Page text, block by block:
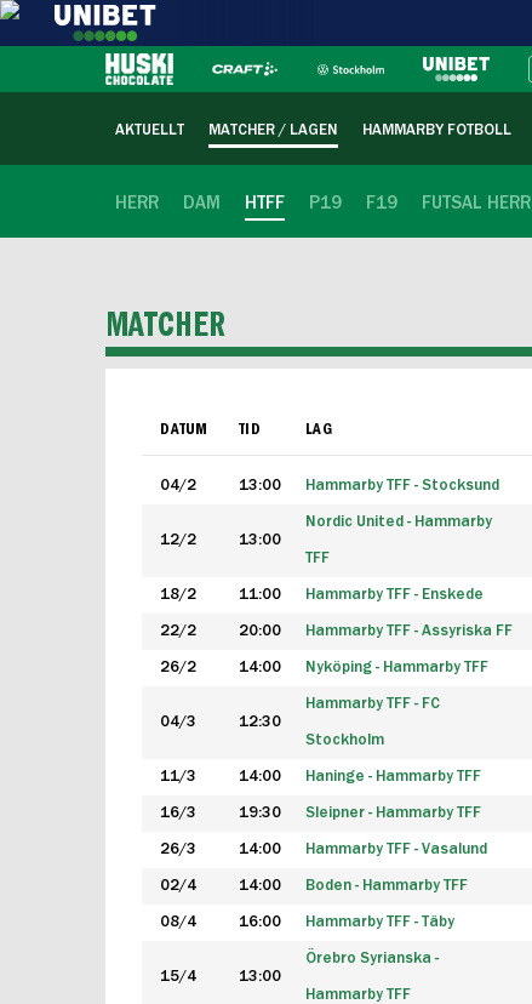
AKTUELLT MATCHER / LAGEN HAMMARBY FOTBOLL
HERR DAM HTFF P19 F19 FUTSAL HERR
MATCHER
DATUM TID LAG
04/2 13:00 Hammarby TFF - Stocksund
12/2 13:00
Nordic United - Hammarby
TFF
18/2 11:00 Hammarby TFF - Enskede
22/2 20:00 Hammarby TFF - Assyriska FF
26/2 14:00 Nyköping - Hammarby TFF
04/3 12:30
Hammarby TFF - FC
Stockholm
11/3 14:00 Haninge - Hammarby TFF
16/3 19:30 Sleipner - Hammarby TFF
26/3 14:00 Hammarby TFF - Vasalund
02/4 14:00 Boden - Hammarby TFF
08/4 16:00 Hammarby TFF - Täby
15/4 13:00
Örebro Syrianska -
Hammarby TFF